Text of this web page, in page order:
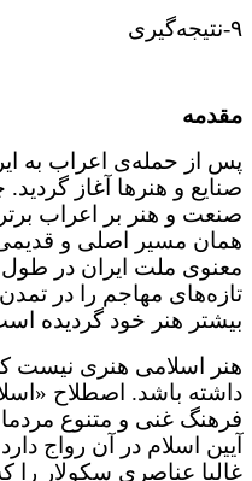
۹-نتیجه‌گیری
مقدمه
پس از حمله‌ی اعراب به
صنایع و هنرها آغاز
صنعت و هنر بر اعراب برتری
همان مسیر اصلی و
معنوی ملت ایران در طول
تازه‌های مهاجم را در
بیشتر هنر خود گردیده
هنر اسلامی هنری نیست
داشته باشد. اصطلاح
فرهنگ غنی و متنوع
آیین اسلام در آن رواج
غالبا عناصری سکولار